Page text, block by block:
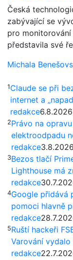
Česká
zabývající se
pro
představila své
Michala
1Claude se při
internet a
redakce6.8.2026
2Právo na
elektroodpadu
redakce3.8.2026
3Bezos tlačí
Lighthouse má
redakce
4Google přidává
pomoci hlavně
redakce
5Ruští hackeři
Varování vydalo
redakce